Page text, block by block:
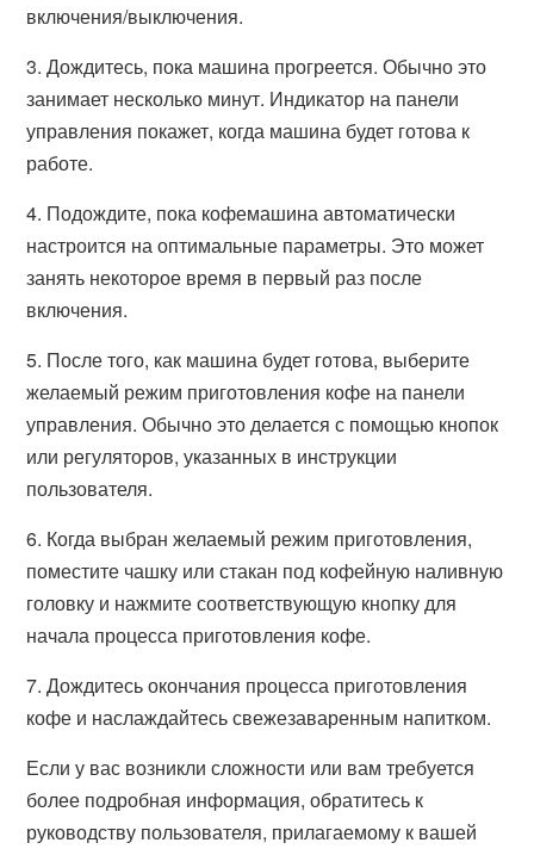
включения/выключения.
3. Дождитесь, пока машина прогреется. Обычно это
занимает несколько минут. Индикатор на панели
управления покажет, когда машина будет готова к
работе.
4. Подождите, пока кофемашина автоматически
настроится на оптимальные параметры. Это может
занять некоторое время в первый раз после
включения.
5. После того, как машина будет готова, выберите
желаемый режим приготовления кофе на панели
управления. Обычно это делается с помощью кнопок
или регуляторов, указанных в инструкции
пользователя.
6. Когда выбран желаемый режим приготовления,
поместите чашку или стакан под кофейную наливную
головку и нажмите соответствующую кнопку для
начала процесса приготовления кофе.
7. Дождитесь окончания процесса приготовления
кофе и наслаждайтесь свежезаваренным напитком.
Если у вас возникли сложности или вам требуется
более подробная информация, обратитесь к
руководству пользователя, прилагаемому к вашей